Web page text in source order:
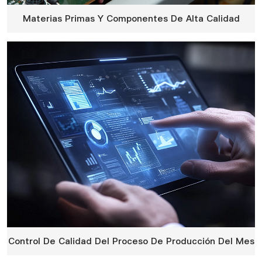
Materias Primas Y Componentes De Alta Calidad
Control De Calidad Del Proceso De Producción Del Mes